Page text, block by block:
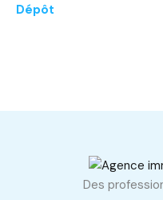
Dépôt
Des